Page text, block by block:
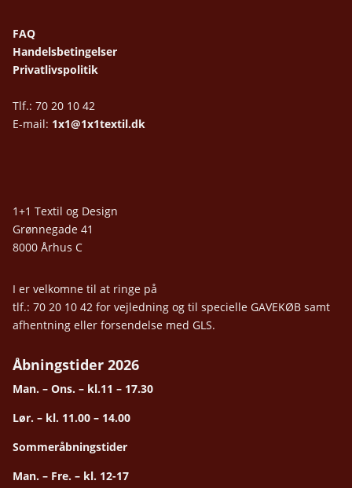
FAQ
Handelsbetingelser
Privatlivspolitik
Tlf.: 70 20 10 42
E-mail: 1x1@1x1textil.dk
1+1 Textil og Design
Grønnegade 41
8000 Århus C
I er velkomne til at ringe på
tlf.: 70 20 10 42 for vejledning og til specielle GAVEKØB samt
afhentning eller forsendelse med GLS.
Åbningstider 2026
Man. – Ons. – kl.11 – 17.30
Lør. – kl. 11.00 – 14.00
Sommeråbningstider
Man. – Fre. – kl. 12-17